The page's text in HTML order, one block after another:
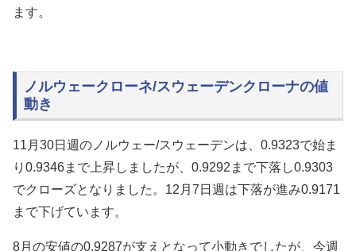
ます。
ノルウェークローネ/スウェーデンクローナの値
動き
11月30日週のノルウェー/スウェーデンは、0.9323で始ま
り0.9346まで上昇しましたが、0.9292まで下落し0.9303
でクローズとなりました。12月7日週は下落が進み0.9171
まで下げています。
8月の安値の0.9287が支えとなって小動きでしたが、今週